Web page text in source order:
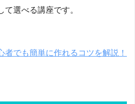
選べる講座です。
者でも簡単に作れるコツを解説！